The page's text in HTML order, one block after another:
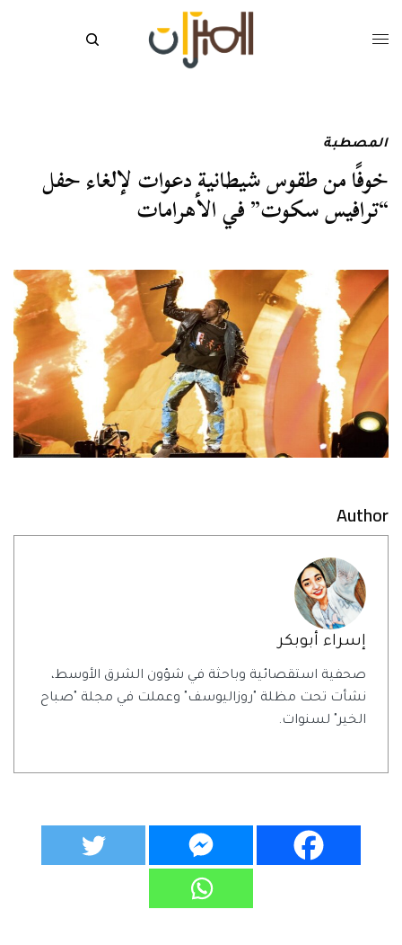
المصطبة
خوفًا من طقوس شيطانية دعوات لإلغاء حفل
“ترافيس سكوت” في الأهرامات
Author
إسراء أبوبكر
صحفية استقصائية وباحثة في شؤون الشرق الأوسط،
نشأت تحت مظلة "روزاليوسف" وعملت في مجلة "صباح
الخير" لسنوات.